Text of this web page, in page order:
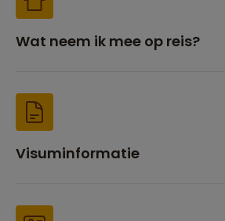
Wat neem ik mee op reis?
Visuminformatie